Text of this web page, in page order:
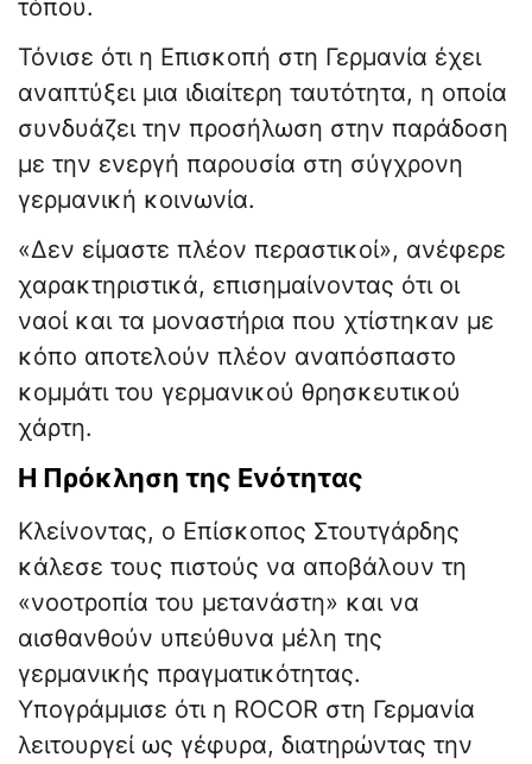
τόπου.
Τόνισε ότι η Επισκοπή στη Γερμανία έχει
αναπτύξει μια ιδιαίτερη ταυτότητα, η οποία
συνδυάζει την προσήλωση στην παράδοση
με την ενεργή παρουσία στη σύγχρονη
γερμανική κοινωνία.
«Δεν είμαστε πλέον περαστικοί», ανέφερε
χαρακτηριστικά, επισημαίνοντας ότι οι
ναοί και τα μοναστήρια που χτίστηκαν με
κόπο αποτελούν πλέον αναπόσπαστο
κομμάτι του γερμανικού θρησκευτικού
χάρτη.
Η Πρόκληση της Ενότητας
Κλείνοντας, ο Επίσκοπος Στουτγάρδης
κάλεσε τους πιστούς να αποβάλουν τη
«νοοτροπία του μετανάστη» και να
αισθανθούν υπεύθυνα μέλη της
γερμανικής πραγματικότητας.
Υπογράμμισε ότι η ROCOR στη Γερμανία
λειτουργεί ως γέφυρα, διατηρώντας την